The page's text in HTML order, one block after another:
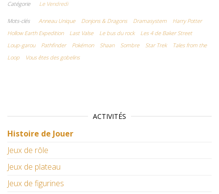
Catégorie Le Vendredi
Mots-clés Anneau Unique Donjons & Dragons Dramasystem
Harry Potter
Hollow Earth Expedition
Last Valse Le bus du rock
Les 4 de Baker Street
Loup-garou
Pathfinder Pokémon Shaan Sombre Star Trek
Tales from the
Loop
Vous êtes des gobelins
ACTIVITÉS
Histoire de Jouer
Jeux de rôle
Jeux de plateau
Jeux de figurines